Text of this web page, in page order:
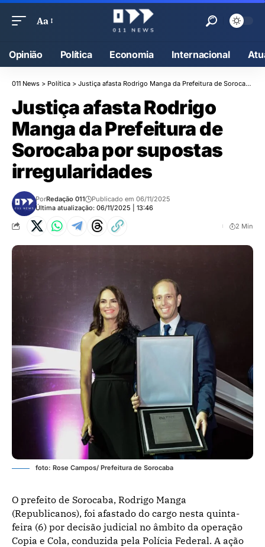
Aa
Opinião Política Economia Internacional
011 News > Política > Justiça afasta Rodrigo Manga da Prefeitura de Sorocaba por supostas irregularidades
Justiça afasta Rodrigo
Manga da Prefeitura de
Sorocaba por supostas
irregularidades
Última atualização: 06/11/2025 | 13:46
PorRedação 011 Publicado em 06/11/2025
2 Min
foto: Rose Campos/ Prefeitura de Sorocaba
O prefeito de Sorocaba, Rodrigo Manga
(Republicanos), foi afastado do cargo nesta quinta-
feira (6) por decisão judicial no âmbito da operação
Copia e Cola, conduzida pela Polícia Federal. A ação